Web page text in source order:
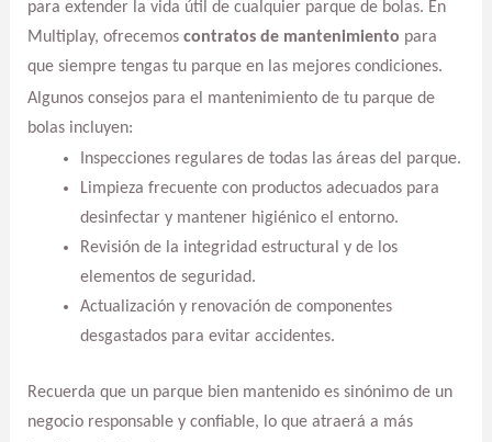
para extender la vida útil de cualquier parque de bolas. En
Multiplay, ofrecemos contratos de mantenimiento para
que siempre tengas tu parque en las mejores condiciones.
Algunos consejos para el mantenimiento de tu parque de
bolas incluyen:
Inspecciones regulares de todas las áreas del parque.
Limpieza frecuente con productos adecuados para
desinfectar y mantener higiénico el entorno.
Revisión de la integridad estructural y de los
elementos de seguridad.
Actualización y renovación de componentes
desgastados para evitar accidentes.
Recuerda que un parque bien mantenido es sinónimo de un
negocio responsable y confiable, lo que atraerá a más